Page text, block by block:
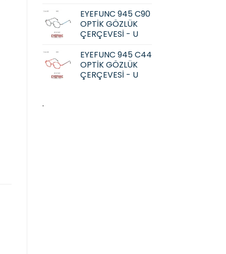
EYEFUNC 945 C90
OPTİK GÖZLÜK
ÇERÇEVESİ - U
EYEFUNC 945 C44
OPTİK GÖZLÜK
ÇERÇEVESİ - U
.